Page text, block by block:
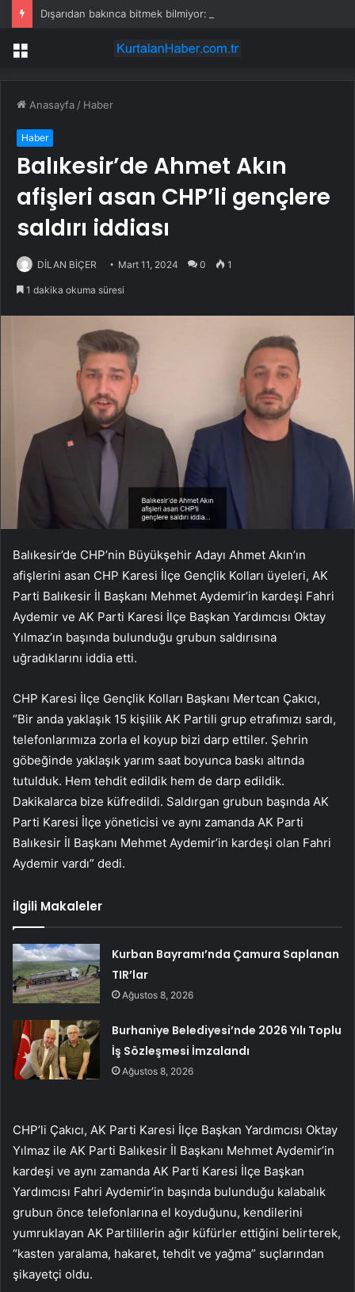
Menü
Anasayfa / Haber
Haber
Balıkesir’de Ahmet Akın
afişleri asan CHP’li gençlere
saldırı iddiası
DİLAN BİÇER Mart 11, 2024 0 1
1 dakika okuma süresi
Balıkesir’de CHP’nin Büyükşehir Adayı Ahmet Akın’ın
afişlerini asan CHP Karesi İlçe Gençlik Kolları üyeleri, AK
Parti Balıkesir İl Başkanı Mehmet Aydemir’in kardeşi Fahri
Aydemir ve AK Parti Karesi İlçe Başkan Yardımcısı Oktay
Yılmaz’ın başında bulunduğu grubun saldırısına
uğradıklarını iddia etti.
CHP Karesi İlçe Gençlik Kolları Başkanı Mertcan Çakıcı,
“Bir anda yaklaşık 15 kişilik AK Partili grup etrafımızı sardı,
telefonlarımıza zorla el koyup bizi darp ettiler. Şehrin
göbeğinde yaklaşık yarım saat boyunca baskı altında
tutulduk. Hem tehdit edildik hem de darp edildik.
Dakikalarca bize küfredildi. Saldırgan grubun başında AK
Parti Karesi İlçe yöneticisi ve aynı zamanda AK Parti
Balıkesir İl Başkanı Mehmet Aydemir’in kardeşi olan Fahri
Aydemir vardı” dedi.
İlgili Makaleler
Kurban Bayramı’nda Çamura Saplanan
TIR’lar
Ağustos 8, 2026
Burhaniye Belediyesi’nde 2026 Yılı Toplu
İş Sözleşmesi İmzalandı
Ağustos 8, 2026
CHP’li Çakıcı, AK Parti Karesi İlçe Başkan Yardımcısı Oktay
Yılmaz ile AK Parti Balıkesir İl Başkanı Mehmet Aydemir’in
kardeşi ve aynı zamanda AK Parti Karesi İlçe Başkan
Yardımcısı Fahri Aydemir’in başında bulunduğu kalabalık
grubun önce telefonlarına el koyduğunu, kendilerini
yumruklayan AK Partililerin ağır küfürler ettiğini belirterek,
“kasten yaralama, hakaret, tehdit ve yağma” suçlarından
şikayetçi oldu.